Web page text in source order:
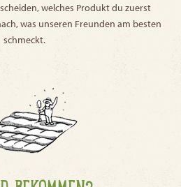
welches Produkt du zuerst
was unseren Freunden am besten
schmeckt.